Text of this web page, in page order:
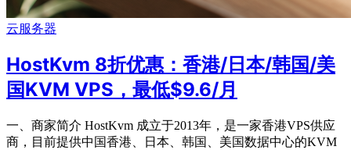
云服务器
HostKvm 8折优惠：香港/日本/韩国/美
国KVM VPS，最低$9.6/月
一、商家简介 HostKvm 成立于2013年，是一家香港VPS供应
商，目前提供中国香港、日本、韩国、美国数据中心的KVM